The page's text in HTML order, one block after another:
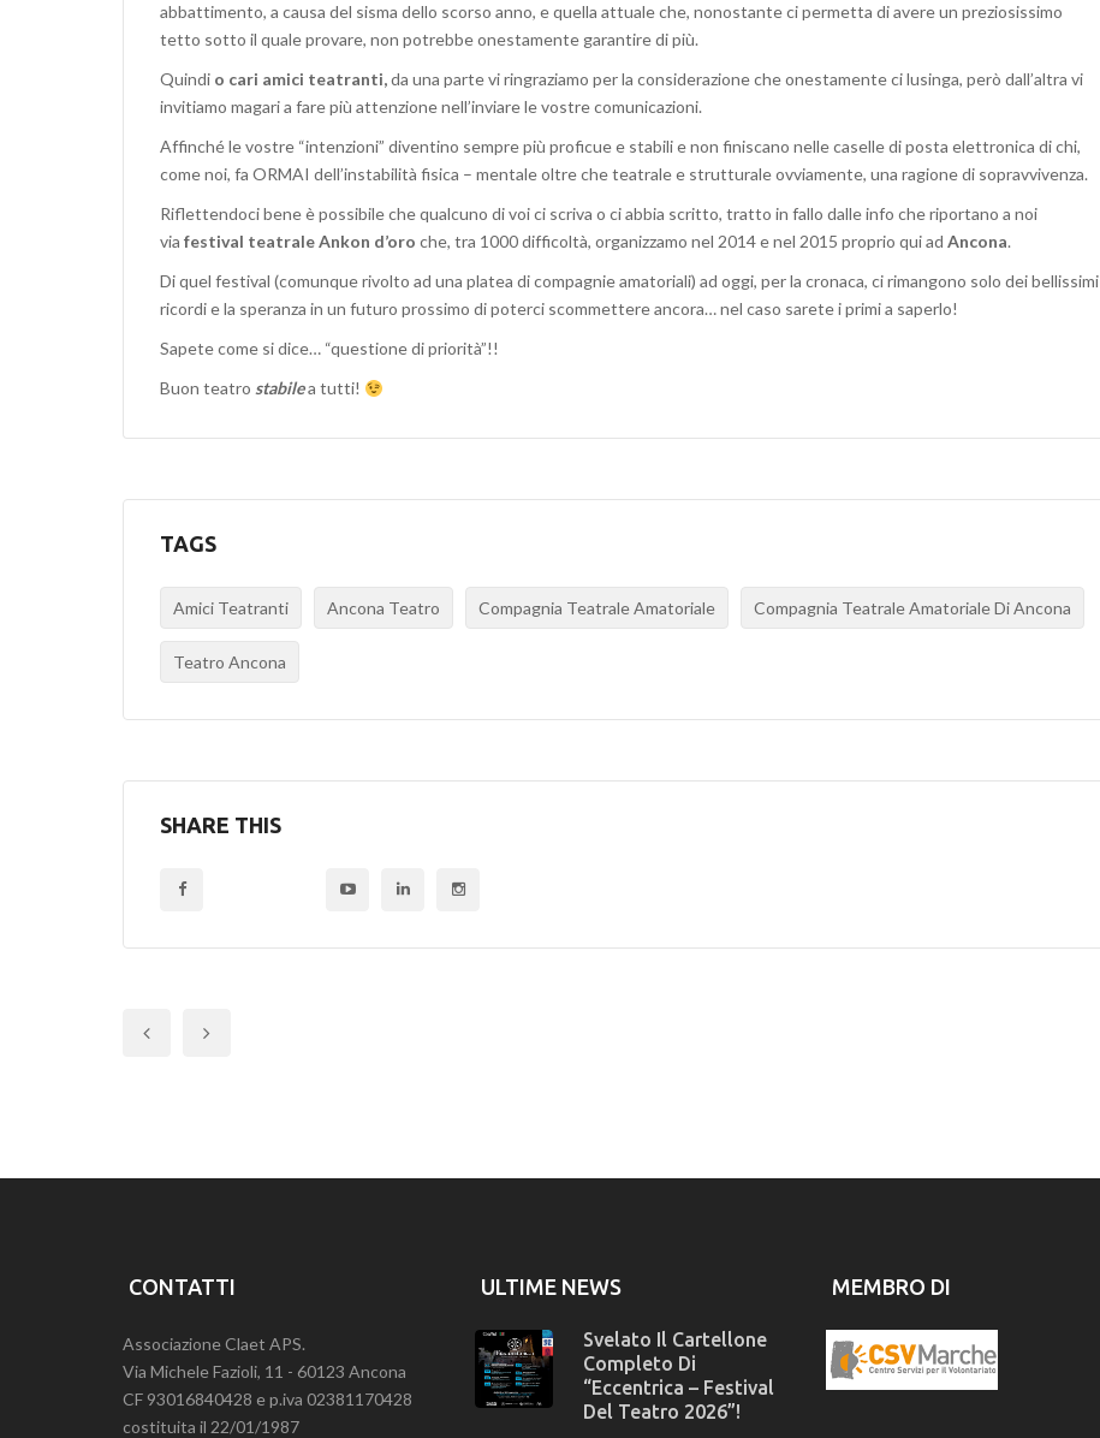
abbattimento, a causa del sisma dello scorso anno, e quella attuale che, nonostante ci permetta di avere un preziosissimo
tetto sotto il quale provare, non potrebbe onestamente garantire di più.
Quindi o cari amici teatranti,da una parte vi ringraziamo per la considerazione che onestamente ci lusinga, però dall’altra vi
invitiamo magari a fare più attenzione nell’inviare le vostre comunicazioni.
Affinché le vostre “intenzioni” diventino sempre più proficue e stabili e non finiscano nelle caselle di posta elettronica di chi,
come noi, fa ORMAI dell’instabilità fisica – mentale oltre che teatrale e strutturale ovviamente, una ragione di sopravvivenza.
Riflettendoci bene è possibile che qualcuno di voi ci scriva o ci abbia scritto, tratto in fallo dalle info che riportano a noi
via festival teatrale Ankon d’oro che, tra 1000 difficoltà, organizzamo nel 2014 e nel 2015 proprio qui ad Ancona.
Di quel festival (comunque rivolto ad una platea di compagnie amatoriali) ad oggi, per la cronaca, ci rimangono solo dei bellissimi
ricordi e la speranza in un futuro prossimo di poterci scommettere ancora… nel caso sarete i primi a saperlo!
Sapete come si dice… “questione di priorità”!!
Buon teatro stabilea tutti!
TAGS
Amici Teatranti Ancona Teatro Compagnia Teatrale Amatoriale Compagnia Teatrale Amatoriale Di Ancona
Teatro Ancona
SHARE THIS
CONTATTI
Associazione Claet APS.
Via Michele Fazioli, 11 - 60123 Ancona
CF 93016840428 e p.iva 02381170428
costituita il 22/01/1987
ULTIME NEWS
Svelato Il Cartellone
Completo Di
“Eccentrica – Festival
Del Teatro 2026”!
MEMBRO DI